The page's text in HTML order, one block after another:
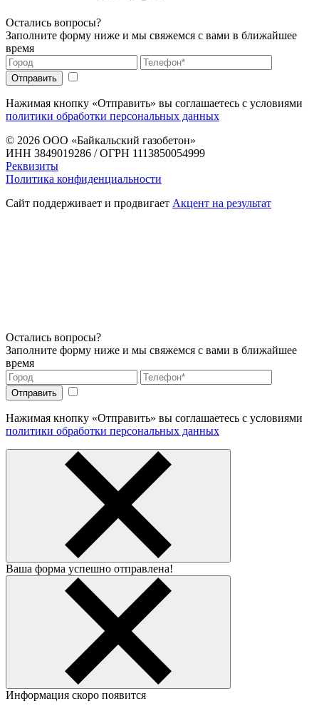
Остались вопросы?
Заполните форму ниже и мы свяжемся с вами в ближайшее
время
Нажимая кнопку «Отправить» вы соглашаетесь с условиями
политики обработки персональных данных
© 2026 ООО «Байкальский газобетон»
ИНН 3849019286 / ОГРН 1113850054999
Реквизиты
Политика конфиденциальности
Сайт поддерживает и продвигает Акцент на результат
Остались вопросы?
Заполните форму ниже и мы свяжемся с вами в ближайшее
время
Нажимая кнопку «Отправить» вы соглашаетесь с условиями
политики обработки персональных данных
Ваша форма успешно отправлена!
Информация скоро появится